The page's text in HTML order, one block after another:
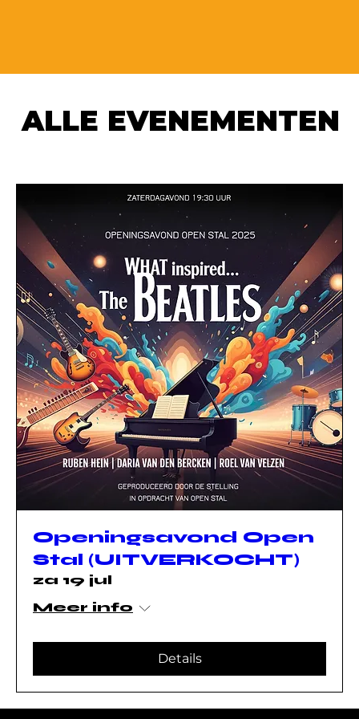
ALLE EVENEMENTEN
Openingsavond Open
Stal (UITVERKOCHT)
za 19 jul
Meer info
Details